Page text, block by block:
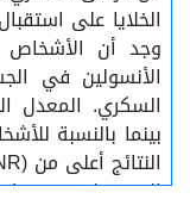
الخلايا على
وجد أن
الأنسولين في
بينما بالنسبة
الدم وعلاقته